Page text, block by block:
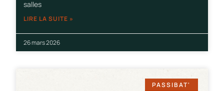
salles
LIRE LA SUITE »
26 mars 2026
PASSIBAT'